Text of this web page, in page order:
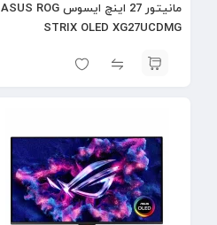
مانیتور 27 اینچ ایسوس ASUS ROG
STRIX OLED XG27UCDMG